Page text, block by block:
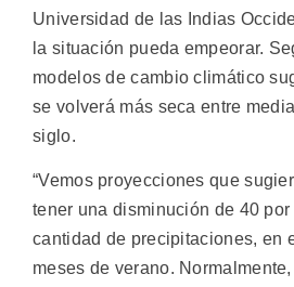
Universidad de las Indias
la situación pueda empeorar.
modelos de cambio climático
se volverá más seca entre
siglo.
“Vemos proyecciones que
tener una disminución de 40
cantidad de precipitaciones, en
meses de verano.